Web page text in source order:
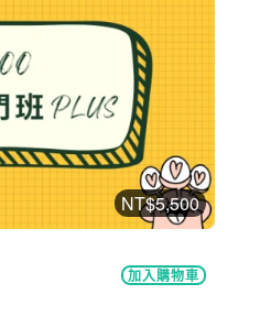
NT$5,500
加入購物車